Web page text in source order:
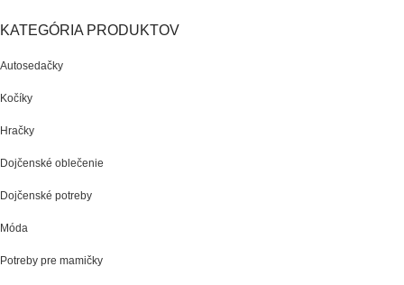
KATEGÓRIA PRODUKTOV
Autosedačky
Kočíky
Hračky
Dojčenské oblečenie
Dojčenské potreby
Móda
Potreby pre mamičky